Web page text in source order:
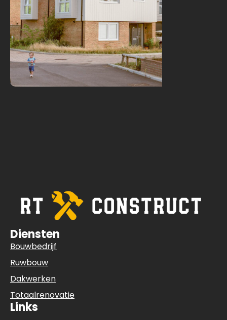
Diensten
Bouwbedrijf
Ruwbouw
Dakwerken
Totaalrenovatie
Links